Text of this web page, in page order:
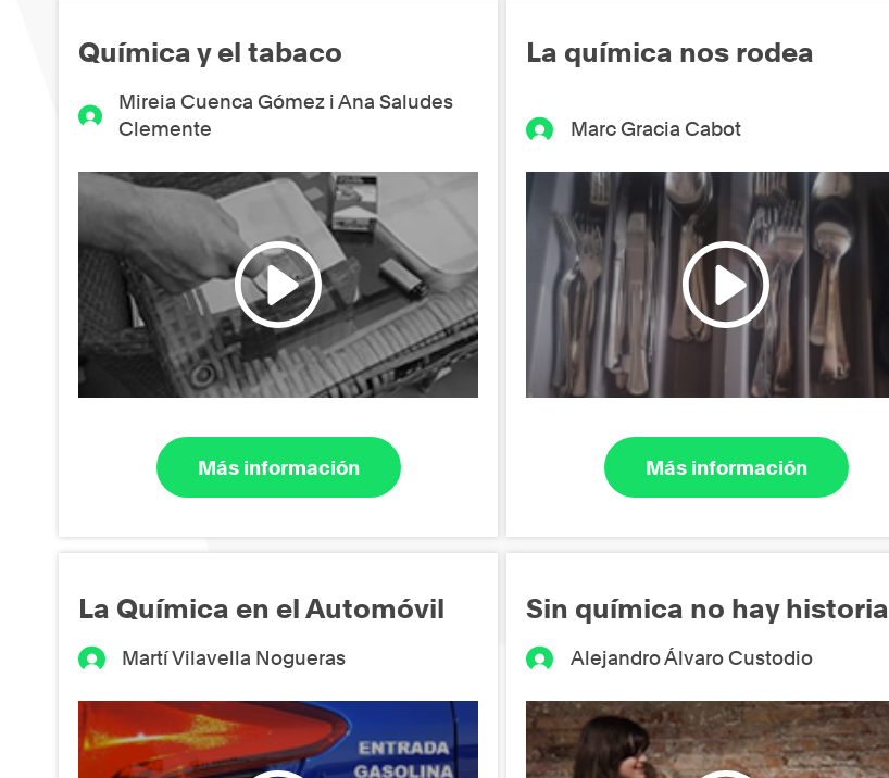
Química y el tabaco
Mireia Cuenca Gómez i Ana Saludes
Clemente
Más información
La química nos rodea
Marc Gracia Cabot
Más información
La Química en el Automóvil
Martí Vilavella Nogueras
Sin química no hay historia
Alejandro Álvaro Custodio